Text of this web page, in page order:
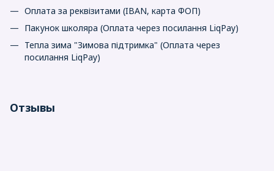
Оплата за реквізитами (IBAN, карта ФОП)
Пакунок школяра (Оплата через посилання LiqPay)
Тепла зима "Зимова підтримка" (Оплата через
посилання LiqPay)
Отзывы